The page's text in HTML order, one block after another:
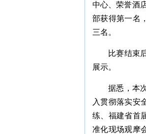
中心、荣誉酒
部获得第一名
三名。
比赛结束
展示。
据悉，本
入贯彻落实安
练、福建省首
准化现场观摩